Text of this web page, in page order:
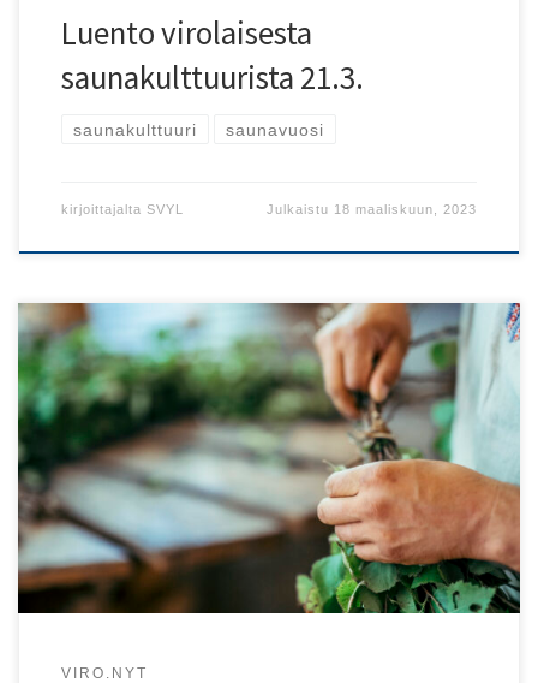
Luento virolaisesta
saunakulttuurista 21.3.
saunakulttuuri saunavuosi
kirjoittajalta SVYL Julkaistu 18 maaliskuun, 2023
Vuonna 2023 Virossa vietetään saunavuotta, jonka
tarkoitus on juhlistaa saunoja ja saunakulttuuria!
VIRO.NYT